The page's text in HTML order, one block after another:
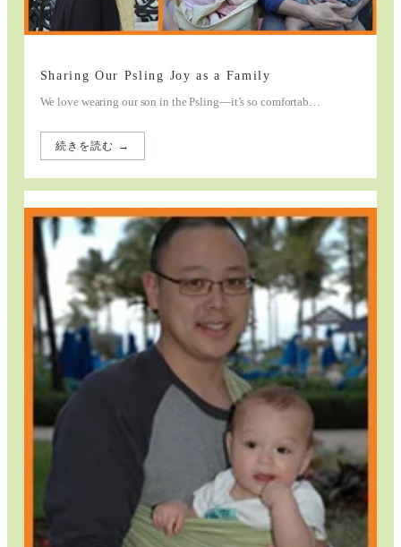
Sharing Our Psling Joy as a Family
We love wearing our son in the Psling—it’s so comfortab…
続きを読む →
:
Our
Psling
Joy
as
a
Family